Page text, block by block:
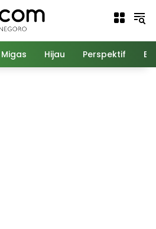
Migas Hijau Perspektif